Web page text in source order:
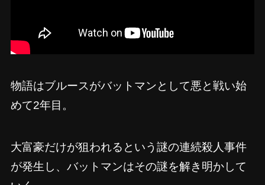
物語はブルースがバットマンとして悪と戦い始
めて2年目。
大富豪だけが狙われるという謎の連続殺人事件
が発生し、バットマンはその謎を解き明かして